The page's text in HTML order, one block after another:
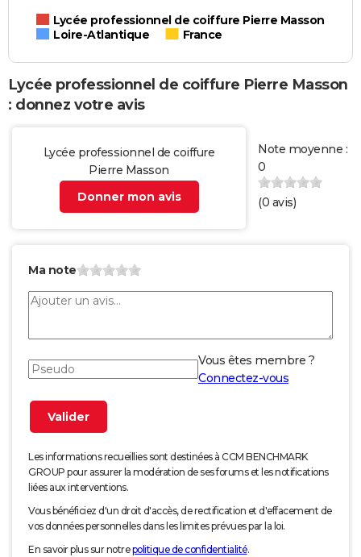
Lycée professionnel de coiffure Pierre Masson
Loire-Atlantique
France
Lycée professionnel de coiffure Pierre Masson
: donnez votre avis
Lycée professionnel de coiffure
Pierre Masson
Donner mon avis
Note moyenne :
0
(0 avis)
Ma note
Vous êtes membre ?
Connectez-vous
Les informations recueillies sont destinées à CCM BENCHMARK
GROUP pour assurer la modération de ses forums et les notifications
liées aux interventions.
Vous bénéficiez d'un droit d'accès, de rectification et d'effacement de
vos données personnelles dans les limites prévues par la loi.
En savoir plus sur notrepolitique de confidentialité.